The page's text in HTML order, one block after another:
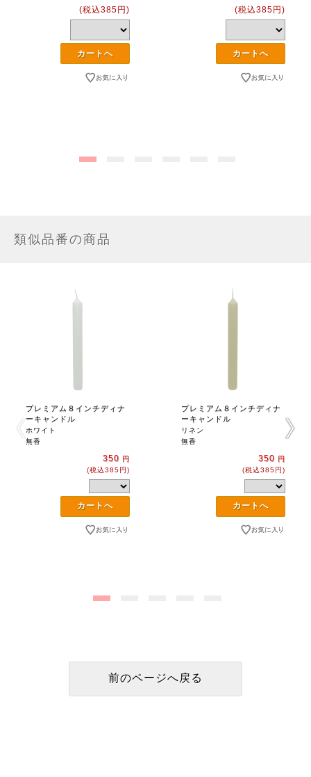
(税込385円) (税込385円)
類似品番の商品
プレミアム８インチディナ
ーキャンドル
ホワイト
無香
350 円
(税込385円)
プレミアム８インチディナ
ーキャンドル
リネン
無香
350 円
(税込385円)